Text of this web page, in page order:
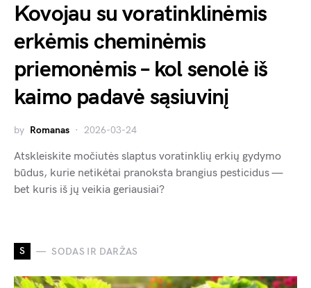
Kovojau su voratinklinėmis
erkėmis cheminėmis
priemonėmis – kol senolė iš
kaimo padavė sąsiuvinį
by Romanas 2026-03-24
Atskleiskite močiutės slaptus voratinklių erkių gydymo
būdus, kurie netikėtai pranoksta brangius pesticidus —
bet kuris iš jų veikia geriausiai?
S SODAS IR DARŽAS